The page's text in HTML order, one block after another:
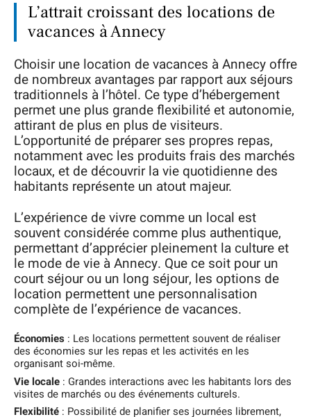
L’attrait croissant des locations de
vacances à Annecy
Choisir une location de vacances à Annecy offre
de nombreux avantages par rapport aux séjours
traditionnels à l’hôtel. Ce type d’hébergement
permet une plus grande flexibilité et autonomie,
attirant de plus en plus de visiteurs.
L’opportunité de préparer ses propres repas,
notamment avec les produits frais des marchés
locaux, et de découvrir la vie quotidienne des
habitants représente un atout majeur.
L’expérience de vivre comme un local est
souvent considérée comme plus authentique,
permettant d’apprécier pleinement la culture et
le mode de vie à Annecy. Que ce soit pour un
court séjour ou un long séjour, les options de
location permettent une personnalisation
complète de l’expérience de vacances.
Économies : Les locations permettent souvent de réaliser
des économies sur les repas et les activités en les
organisant soi-même.
Vie locale : Grandes interactions avec les habitants lors des
visites de marchés ou des événements culturels.
Flexibilité : Possibilité de planifier ses journées librement,